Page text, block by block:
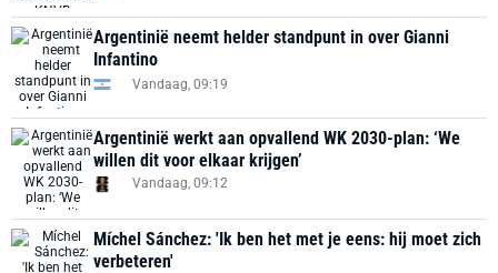
Argentinië neemt helder standpunt in over Gianni
Infantino
Vandaag, 09:19
Argentinië werkt aan opvallend WK 2030-plan: ‘We
willen dit voor elkaar krijgen’
Vandaag, 09:12
Míchel Sánchez: 'Ik ben het met je eens: hij moet zich
verbeteren'